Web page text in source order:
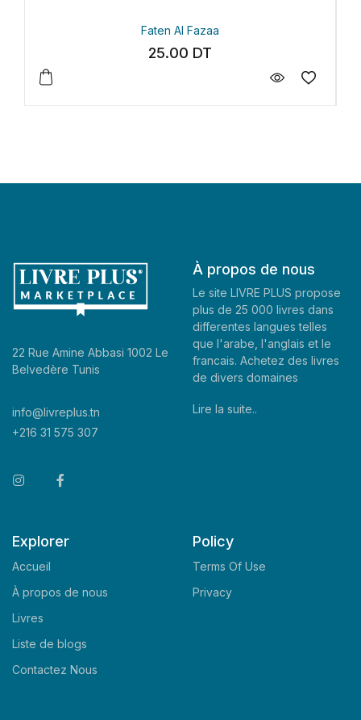
22 Rue Amine Abbasi 1002 Le
Belvedère Tunis
info@livreplus.tn
+216 31 575 307
À propos de nous
Le site LIVRE PLUS propose
plus de 25 000 livres dans
differentes langues telles
que l'arabe, l'anglais et le
francais. Achetez des livres
de divers domaines
Lire la suite..
Explorer
Accueil
À propos de nous
Livres
Liste de blogs
Contactez Nous
Policy
Terms Of Use
Privacy